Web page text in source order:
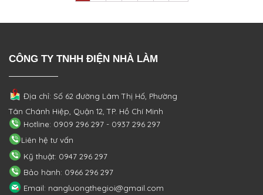
CÔNG TY TNHH ĐIỆN NHÀ LÀM
Địa chỉ: Số 62 đường Lâm Thị Hố, Phường
Tân Chánh Hiệp, Quận 12, TP. Hồ Chí Minh
Hotline: 0909 296 297 - 0937 296 297
Liên hệ tư vấn
Kỹ thuật: 0947 296 297
Bảo hành: 0966 296 297
Email: nangluongthegioi@gmail.com